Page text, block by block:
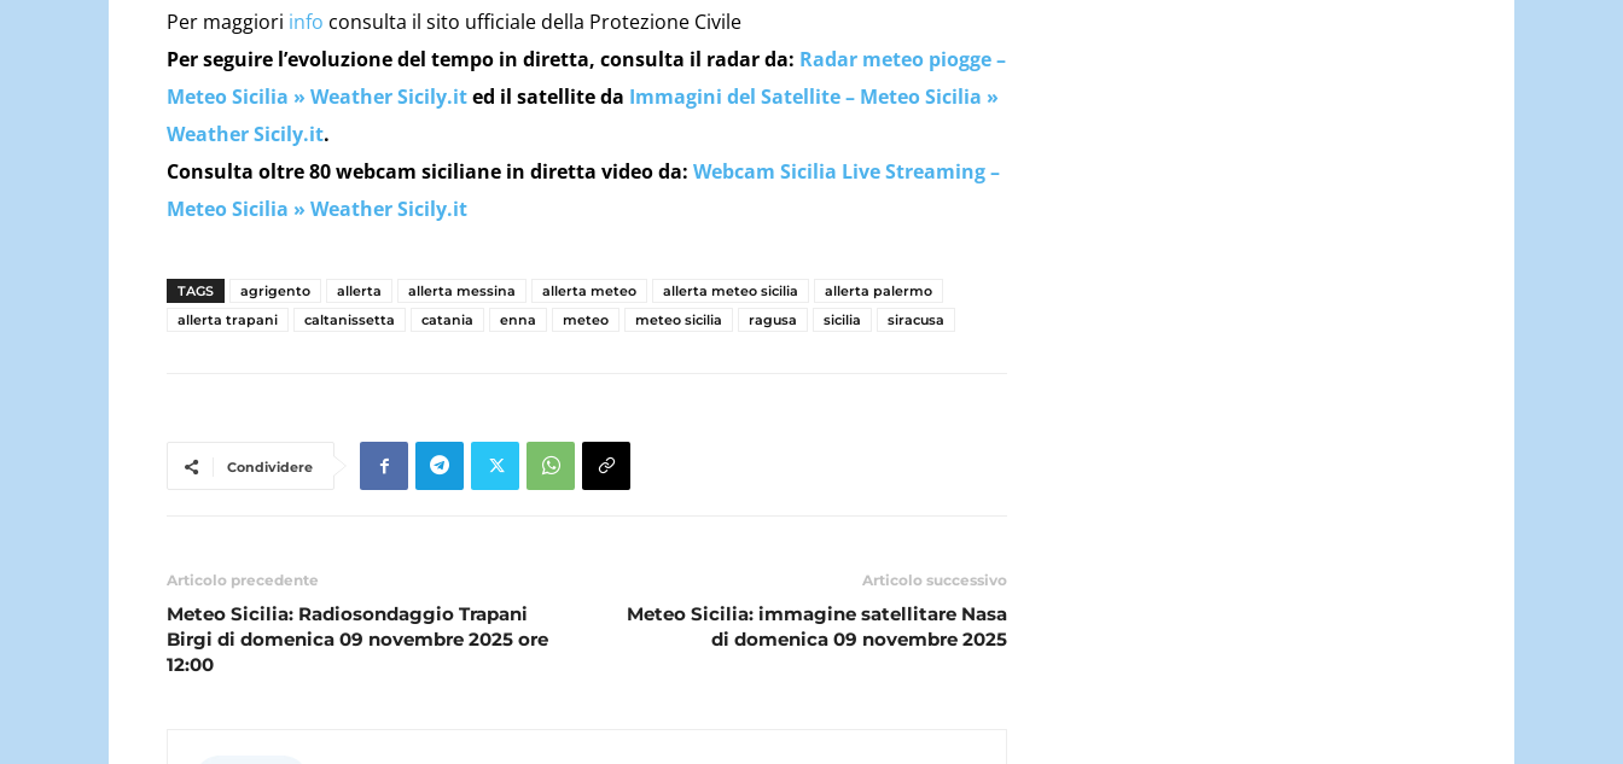
Per maggiori info consulta il sito ufficiale della Protezione Civile
Per seguire l’evoluzione del tempo in diretta, consulta il radar da: Radar meteo piogge –
Meteo Sicilia » Weather Sicily.ited il satellite da Immagini del Satellite – Meteo Sicilia »
Weather Sicily.it.
Consulta oltre 80 webcam siciliane in diretta video da: Webcam Sicilia Live Streaming –
Meteo Sicilia » Weather Sicily.it
TAGS agrigento allerta allerta messina allerta meteo allerta meteo sicilia
allerta palermo
allerta trapani
caltanissetta catania enna meteo meteo sicilia ragusa sicilia siracusa
Condividere
Articolo precedente
Meteo Sicilia: Radiosondaggio Trapani
Birgi di domenica 09 novembre 2025 ore
12:00
Articolo successivo
Meteo Sicilia: immagine satellitare Nasa
di domenica 09 novembre 2025